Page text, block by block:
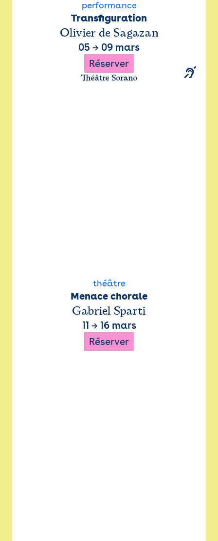
performance
Transfiguration
Olivier de Sagazan
05 → 09 mars
Réserver
Théâtre Sorano
théâtre
Menace chorale
Gabriel Sparti
11 → 16 mars
Réserver